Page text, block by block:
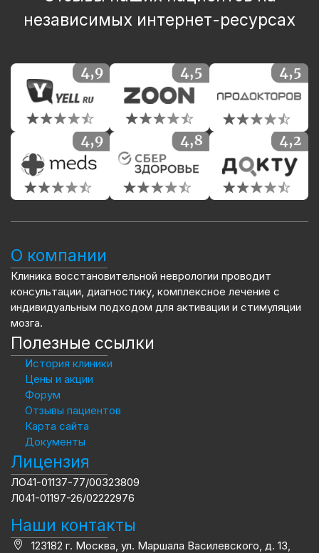
независимых интернет-ресурсах
О компании
Клиника восстановительной неврологии проводит
консультации, диагностику, комплексное лечение с
индивидуальным подходом для активации и стимуляции
мозга.
Полезные ссылки
История клиники
Цены и акции
Форум
Отзывы пациентов
Карта сайта
Документы
Лицензия
ЛО41-01137-77/00323809
Л041-01197-26/02222976
Наши контакты
123182 г. Москва, ул. Маршала Василевского, д. 13,